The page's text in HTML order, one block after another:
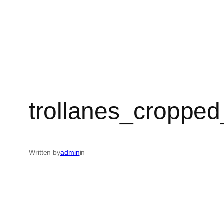
Written byadminin